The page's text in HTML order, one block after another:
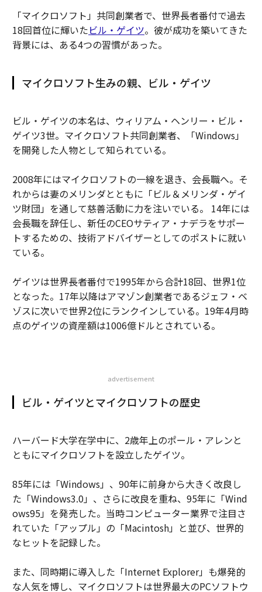
「マイクロソフト」共同創業者で、世界長者番付で過去
18回首位に輝いたビル・ゲイツ。彼が成功を築いてきた
背景には、ある4つの習慣があった。
マイクロソフト生みの親、ビル・ゲイツ
ビル・ゲイツの本名は、ウィリアム・ヘンリー・ビル・
ゲイツ3世。マイクロソフト共同創業者、「Windows」
を開発した人物として知られている。
2008年にはマイクロソフトの一線を退き、会長職へ。そ
れからは妻のメリンダとともに「ビル＆メリンダ・ゲイ
ツ財団」を通して慈善活動に力を注いでいる。 14年には
会長職を辞任し、新任のCEOサティア・ナデラをサポー
トするための、技術アドバイザーとしてのポストに就い
ている。
ゲイツは世界長者番付で1995年から合計18回、世界1位
となった。17年以降はアマゾン創業者であるジェフ・ベ
ゾスに次いで世界2位にランクインしている。19年4月時
点のゲイツの資産額は1006億ドルとされている。
advertisement
ビル・ゲイツとマイクロソフトの歴史
ハーバード大学在学中に、2歳年上のポール・アレンと
ともにマイクロソフトを設立したゲイツ。
85年には「Windows」、90年に前身から大きく改良し
た「Windows3.0」、さらに改良を重ね、95年に「Wind
ows95」を発売した。当時コンピューター業界で注目さ
れていた「アップル」の「Macintosh」と並び、世界的
なヒットを記録した。
また、同時期に導入した「Internet Explorer」も爆発的
な人気を博し、マイクロソフトは世界最大のPCソフトウ